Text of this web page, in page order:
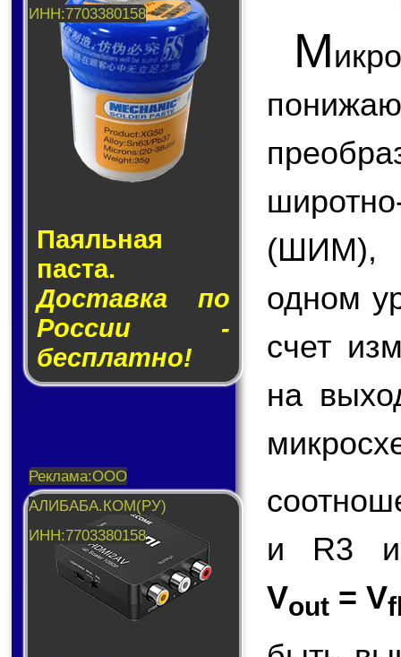
Паяльная
паста.
Доставка по
России -
бесплатно!
М
(ШИМ),
одном
счет
на
и R3 и
Vout = V